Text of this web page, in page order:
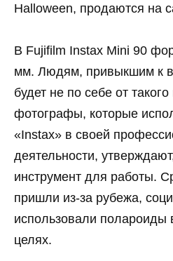
Halloween, продаются на
В Fujifilm Instax Mini 90
мм. Людям, привыкшим к
будет не по себе от
фотографы, которые
«Instax» в своей
деятельности,
инструмент для работы.
пришли из-за рубежа,
использовали
целях.